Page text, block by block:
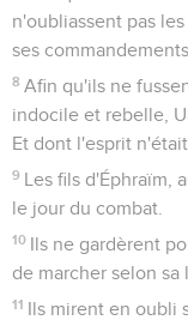
n'oubliassent pas
ses commandements,
8 Afin qu'ils ne
indocile et rebelle,
Et dont l'esprit
9 Les fils d'Éphraïm,
le jour du combat.
10 Ils ne gardèrent
de marcher selon sa
11 Ils mirent en oubli